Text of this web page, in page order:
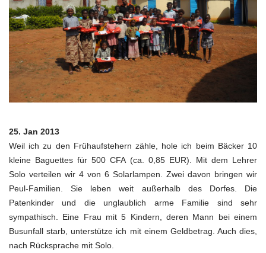
25. Jan 2013
Weil ich zu den Frühaufstehern zähle, hole ich beim Bäcker 10
kleine Baguettes für 500 CFA (ca. 0,85 EUR). Mit dem Lehrer
Solo verteilen wir 4 von 6 Solarlampen. Zwei davon bringen wir
Peul-Familien. Sie leben weit außerhalb des Dorfes. Die
Patenkinder und die unglaublich arme Familie sind sehr
sympathisch. Eine Frau mit 5 Kindern, deren Mann bei einem
Busunfall starb, unterstütze ich mit einem Geldbetrag. Auch dies,
nach Rücksprache mit Solo.